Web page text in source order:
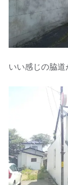
いい感じの脇道